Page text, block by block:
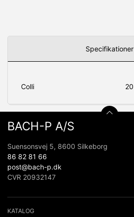
Specifikationer
Colli 20
BACH-P A/S
Suensonsvej 5, 8600 Silkeborg
86 82 81 66
post@bach-p.dk
CVR 20932147
KATALOG